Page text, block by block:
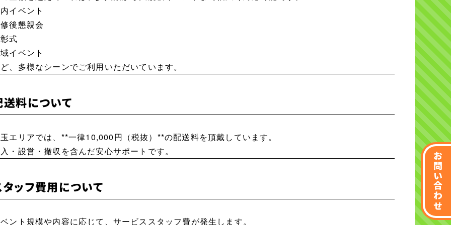
お問い合わせ
イベント
後懇親会
式
イベント
、多様なシーンでご利用いただいています。
送料について
エリアでは、**一律10,000円（税抜）**の配送料を頂戴しています。
・設営・撤収を含んだ安心サポートです。
タッフ費用について
ント規模や内容に応じて、サービススタッフ費が発生します。